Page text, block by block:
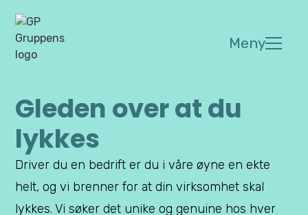
Meny
Gleden over at du
lykkes
Driver du en bedrift er du i våre øyne en ekte
helt, og vi brenner for at din virksomhet skal
lykkes. Vi søker det unike og genuine hos hver